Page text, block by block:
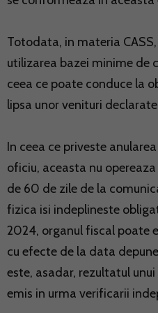
Totodata, in materia
utilizarea bazei minime de
ceea ce poate conduce la
lipsa unor venituri
In ceea ce priveste
oficiu, aceasta nu
de 60 de zile de la
fizica isi indeplineste
2024, organul fiscal poate
cu efecte de la data
este, asadar, rezultatul
emis in urma verificarii